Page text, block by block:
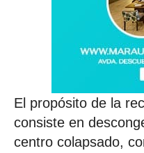
El propósito de la
consiste en
centro colapsado,